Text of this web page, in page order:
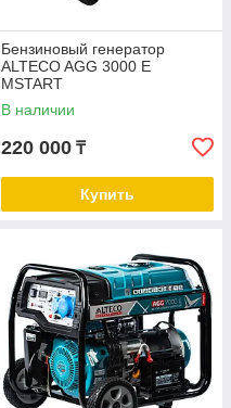
Бензиновый генератор
ALTECO AGG 3000 E
MSTART
В наличии
220 000 ₸
Купить